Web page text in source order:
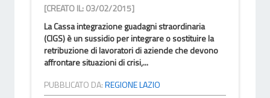
[CREATO IL: 03/02/2015]
La Cassa integrazione guadagni straordinaria
(CIGS) è un sussidio per integrare o sostituire la
retribuzione di lavoratori di aziende che devono
affrontare situazioni di crisi,...
PUBBLICATO DA:REGIONE LAZIO